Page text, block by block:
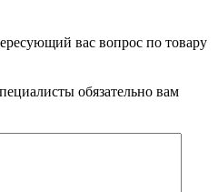
вас вопрос по товару
обязательно вам